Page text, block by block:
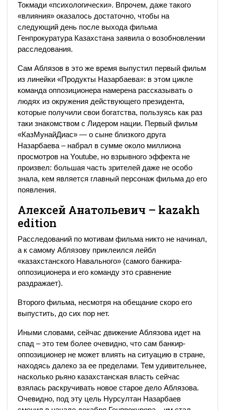
Токмади «психологически». Впрочем, даже такого
«влияния» оказалось достаточно, чтобы на
следующий день после выхода фильма
Генпрокуратура Казахстана заявила о возобновлении
расследования.
Сам Аблязов в это же время выпустил первый фильм
из линейки «Продукты Назарбаева»: в этом цикле
команда оппозиционера намерена рассказывать о
людях из окружения действующего президента,
которые получили свои богатства, пользуясь как раз
таки знакомством с Лидером нации. Первый фильм
«КазМунайДиас» — о сыне близкого друга
Назарбаева – набрал в сумме около миллиона
просмотров на Youtube, но взрывного эффекта не
произвел: большая часть зрителей даже не особо
знала, кем является главный персонаж фильма до его
появления.
Алексей Анатольевич – kazakh
edition
Расследований по мотивам фильма никто не начинал,
а к самому Аблязову приклеился лейбл
«казахстанского Навального» (самого банкира-
оппозиционера и его команду это сравнение
раздражает).
Второго фильма, несмотря на обещание скоро его
выпустить, до сих пор нет.
Иными словами, сейчас движение Аблязова идет на
спад – это тем более очевидно, что сам банкир-
оппозиционер не может влиять на ситуацию в стране,
находясь далеко за ее пределами. Тем удивительнее,
насколько рьяно казахстанская власть сейчас
взялась раскручивать новое старое дело Аблязова.
Очевидно, под эту цель Нурсултан Назарбаев